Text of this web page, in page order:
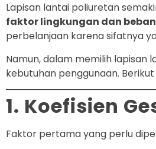
Lapisan lantai poliuretan
faktor lingkungan dan
perbelanjaan karena sifatnya
Namun, dalam memilih lapisan
kebutuhan penggunaan.
1. Koefisien
Faktor pertama yang perlu